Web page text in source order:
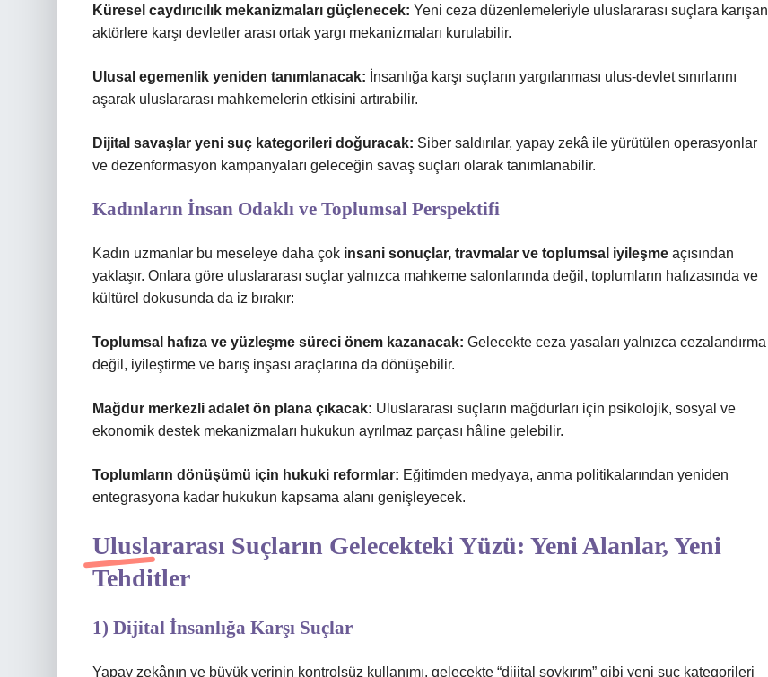
Küresel caydırıcılık mekanizmaları güçlenecek: Yeni ceza düzenlemeleriyle uluslararası suçlara karışan
aktörlere karşı devletler arası ortak yargı mekanizmaları kurulabilir.
Ulusal egemenlik yeniden tanımlanacak: İnsanlığa karşı suçların yargılanması ulus-devlet sınırlarını
aşarak uluslararası mahkemelerin etkisini artırabilir.
Dijital savaşlar yeni suç kategorileri doğuracak: Siber saldırılar, yapay zekâ ile yürütülen operasyonlar
ve dezenformasyon kampanyaları geleceğin savaş suçları olarak tanımlanabilir.
Kadınların İnsan Odaklı ve Toplumsal Perspektifi
Kadın uzmanlar bu meseleye daha çok insani sonuçlar, travmalar ve toplumsal iyileşme açısından
yaklaşır. Onlara göre uluslararası suçlar yalnızca mahkeme salonlarında değil, toplumların hafızasında ve
kültürel dokusunda da iz bırakır:
Toplumsal hafıza ve yüzleşme süreci önem kazanacak: Gelecekte ceza yasaları yalnızca cezalandırma
değil, iyileştirme ve barış inşası araçlarına da dönüşebilir.
Mağdur merkezli adalet ön plana çıkacak: Uluslararası suçların mağdurları için psikolojik, sosyal ve
ekonomik destek mekanizmaları hukukun ayrılmaz parçası hâline gelebilir.
Toplumların dönüşümü için hukuki reformlar: Eğitimden medyaya, anma politikalarından yeniden
entegrasyona kadar hukukun kapsama alanı genişleyecek.
Uluslararası Suçların Gelecekteki Yüzü: Yeni Alanlar, Yeni
Tehditler
1) Dijital İnsanlığa Karşı Suçlar
Yapay zekânın ve büyük verinin kontrolsüz kullanımı, gelecekte “dijital soykırım” gibi yeni suç kategorileri